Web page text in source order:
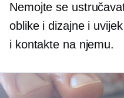
Nemojte se
oblike i dizajne i
i kontakte na njemu.